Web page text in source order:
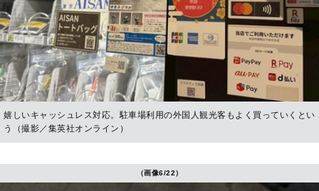
嬉しいキャッシュレス対応。駐車場利用の外国人観光客もよく買っていくとい
う（撮影／集英社オンライン）
（画像6/22）